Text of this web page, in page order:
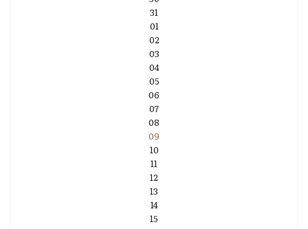
31
01
02
03
04
05
06
07
08
09
10
11
12
13
14
15